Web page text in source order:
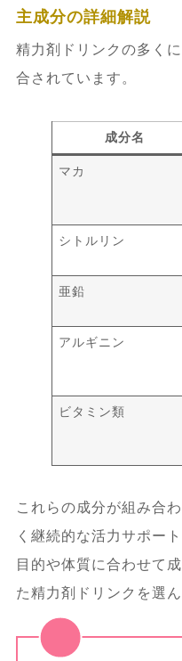
主成分の詳細解説
精力剤ドリンクの多く
合されています。
成分名
マカ
シトルリン
亜鉛
アルギニン
ビタミン類
これらの成分が組み合
く継続的な活力サポー
目的や体質に合わせて
た精力剤ドリンクを選ん